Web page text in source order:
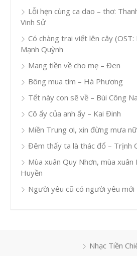
Lỗi hẹn cùng ca dao – thơ:
Vinh Sử
Có chàng trai viết lên cây (OST:
Mạnh Quỳnh
Mang tiền về cho mẹ – Đen
Bông mua tím – Hà Phương
Tết này con sẽ về – Bùi Công
Cô ấy của anh ấy – Kai Đinh
Miền Trung ơi, xin đừng mưa
Đêm thấy ta là thác đổ – Trịnh
Mùa xuân Quy Nhơn, mùa xuân
Huyền
Người yêu cũ có người yêu
Nhạc Tiền